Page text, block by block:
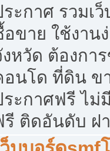
ะกาศ รวมเ
อขาย ใช้งาน
งหวัด ต้องกา
อนโด ที่ดิน ข
ระกาศฟรี ไม่
รี ติดอันดับ ฝ